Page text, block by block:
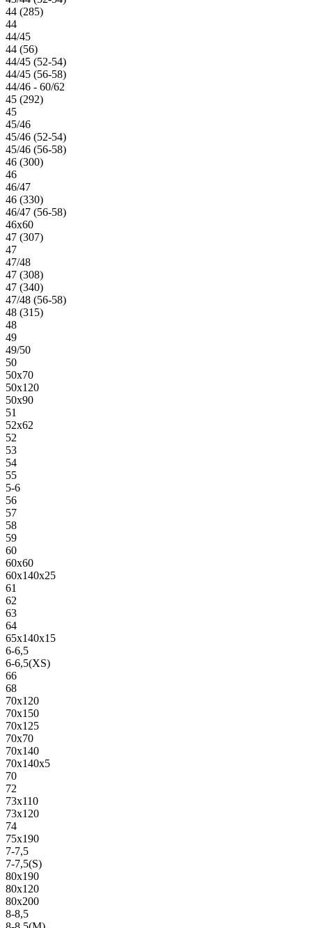
44 (285)
44
44/45
44 (56)
44/45 (52-54)
44/45 (56-58)
44/46 - 60/62
45 (292)
45
45/46
45/46 (52-54)
45/46 (56-58)
46 (300)
46
46/47
46 (330)
46/47 (56-58)
46х60
47 (307)
47
47/48
47 (308)
47 (340)
47/48 (56-58)
48 (315)
48
49
49/50
50
50х70
50х120
50х90
51
52х62
52
53
54
55
5-6
56
57
58
59
60
60х60
60х140х25
61
62
63
64
65х140х15
6-6,5
6-6,5(XS)
66
68
70х120
70х150
70х125
70х70
70х140
70х140х5
70
72
73х110
73х120
74
75х190
7-7,5
7-7,5(S)
80х190
80х120
80х200
8-8,5